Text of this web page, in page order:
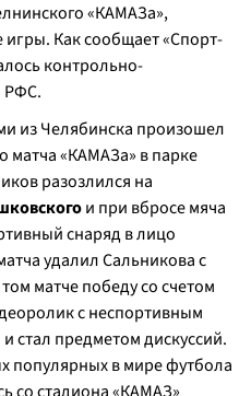
«КАМАЗа»,
Как сообщает «Спорт-
контрольно-
РФС.
из Челябинска произошел
матча «КАМАЗа» в парке
разозлился на
и при вбросе мяча
снаряд в лицо
удалил Сальникова с
матче победу со счетом
с неспортивным
стал предметом дискуссий.
популярных в мире футбола